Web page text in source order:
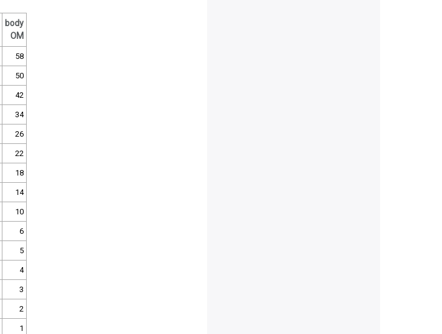
body
OM
58
50
42
34
26
22
18
14
10
6
5
4
3
2
1